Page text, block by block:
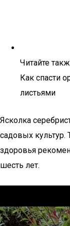
Читайте
Как спасти
листьями
Ясколка
садовых
здоровья
шесть лет.